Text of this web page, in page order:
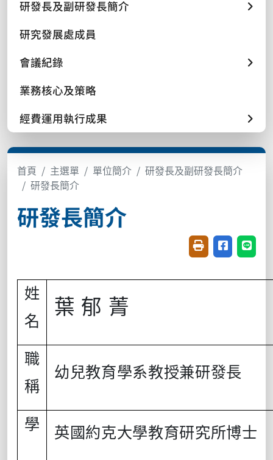
研發長及副研發長簡介
研究發展處成員
會議紀錄
業務核心及策略
經費運用執行成果
首頁 主選單 單位簡介
研發長及副研發長簡介
研發長簡介
研發長簡介
友善列印(開新視
分享至臉書
分享
姓
名
葉 郁 菁
職
稱
幼兒教育學系教授兼研發長
學
英國約克大學教育研究所博士